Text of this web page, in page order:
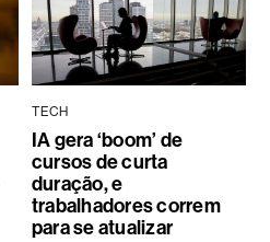
TECH
IA gera ‘boom’ de
cursos de curta
duração, e
trabalhadores correm
para se atualizar